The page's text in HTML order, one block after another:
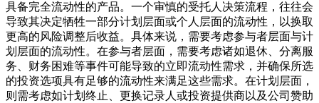
具备完全流动性的产品。一个审慎的受托人决策流程，往往会
导致其决定牺牲一部分计划层面或个人层面的流动性，以换取
更高的风险调整后收益。具体来说，需要考虑参与者层面与计
划层面的流动性。在参与者层面，需要考虑诸如退休、分离服
务、财务困难等事件可能导致的立即流动性需求，并确保所选
的投资选项具有足够的流动性来满足这些需求。在计划层面，
则需考虑如计划终止、更换记录人或投资提供商以及公司赞助